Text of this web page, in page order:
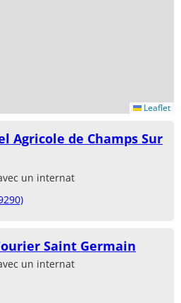
Leaflet
Agricole de Champs Sur
un internat
Saint Germain
un internat